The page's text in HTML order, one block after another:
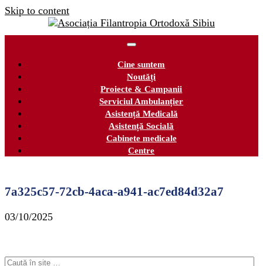
Skip to content
Cine suntem
Noutăți
Proiecte & Campanii
Serviciul Ambulanțier
Asistență Medicală
Asistență Socială
Cabinete medicale
Centre
7a325c57-72cb-4aca-a941-ac7ed84d32a7
03/10/2025